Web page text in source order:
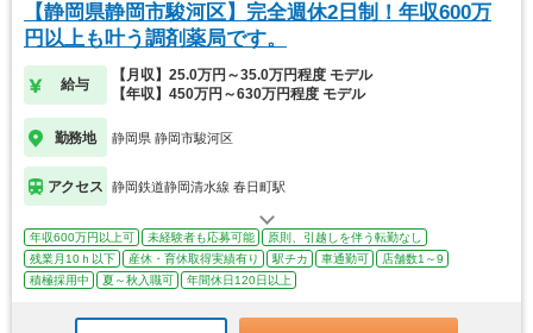
【静岡県静岡市駿河区】完全週休2日制！年収600万
円以上も叶う調剤薬局です。
給与
【月収】25.0万円～35.0万円程度 モデル
【年収】450万円～630万円程度 モデル
勤務地 静岡県 静岡市駿河区
アクセス 静岡鉄道静岡清水線 春日町駅
年収600万円以上可 未経験者も応募可能
原則、引越しを伴う転勤なし
残業月10ｈ以下
産休・育休取得実績有り 駅チカ 車通勤可
店舗数1～9
積極採用中
夏～秋入職可 年間休日120日以上